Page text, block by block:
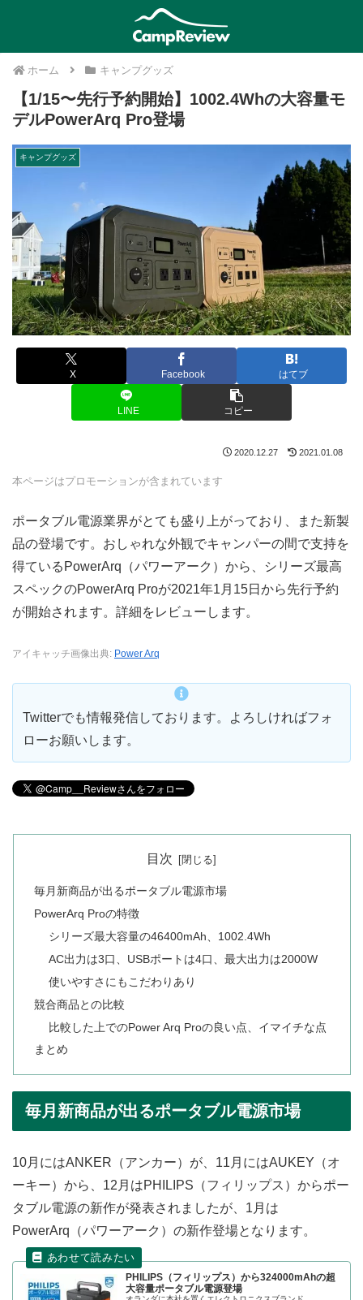
ホーム キャンプグッズ
【1/15〜先行予約開始】1002.4Whの大容量モ
デルPowerArq Pro登場
キャンプグッズ
X Facebook はてブ
LINE コピー
2020.12.27 2021.01.08
本ページはプロモーションが含まれています
ポータブル電源業界がとても盛り上がっており、また新製
品の登場です。おしゃれな外観でキャンパーの間で支持を
得ているPowerArq（パワーアーク）から、シリーズ最高
スペックのPowerArq Proが2021年1月15日から先行予約
が開始されます。詳細をレビューします。
アイキャッチ画像出典: Power Arq
Twitterでも情報発信しております。よろしければフォ
ローお願いします。
目次
毎月新商品が出るポータブル電源市場
PowerArq Proの特徴
シリーズ最大容量の46400mAh、1002.4Wh
AC出力は3口、USBポートは4口、最大出力は2000W
使いやすさにもこだわりあり
競合商品との比較
比較した上でのPower Arq Proの良い点、イマイチな点
まとめ
毎月新商品が出るポータブル電源市場
10月にはANKER（アンカー）が、11月にはAUKEY（オ
ーキー）から、12月はPHILIPS（フィリップス）からポー
タブル電源の新作が発表されましたが、1月は
PowerArq（パワーアーク）の新作登場となります。
PHILIPS（フィリップス）から324000mAhの超
大容量ポータブル電源登場